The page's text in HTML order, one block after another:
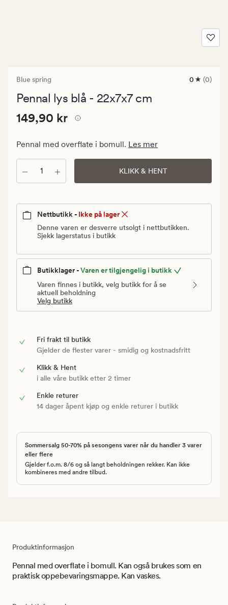
Blue spring
0
0 (0)
Pennal lys blå - 22x7x7 cm
Pris
149,90
pris
149,90
Pris 149,90 kr
149,90 kr
Pennal med overflate i bomull. Les mer
Antall KLIKK & HENT
Nettbutikk - Ikke på lager
Denne varen er desverre utsolgt i nettbutikken.
Sjekk lagerstatus i butikk
Butikklager -Varen er tilgjengelig i butikk
Varen finnes i butikk, velg butikk for å se
aktuell beholdning
Velg butikk
Fri frakt til butikk
Gjelder de flester varer - smidig og kostnadsfritt
Klikk & Hent
i alle våre butikk etter 2 timer
Enkle returer
14 dager åpent kjøp og enkle returer i butikk
Sommersalg 50-70% på sesongens varer når du handler 3 varer
eller flere
Gjelder f.o.m. 8/6 og så langt beholdningen rekker. Kan ikke
kombineres med andre tilbud.
Produktinformasjon
Pennal med overflate i bomull. Kan også brukes som en
praktisk oppebevaringsmappe. Kan vaskes.